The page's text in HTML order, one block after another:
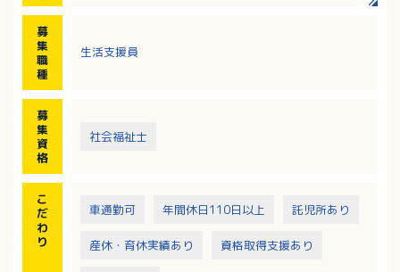
勉強などを一緒にし、活動支援や療育指導、発達段階
夢門塾笠岡：岡山県笠岡市西大島新田161－1
上記いずれかの配属となります。
募
集
職
種
生活支援員
募
集
資
格
社会福祉士
こ
だ
わ
り
車通勤可 年間休日110日以上 託児所あり
産休・育休実績あり 資格取得支援あり